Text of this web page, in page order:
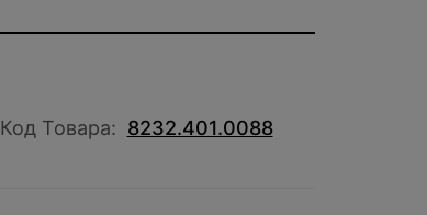
Код Товара: 8232.401.0088